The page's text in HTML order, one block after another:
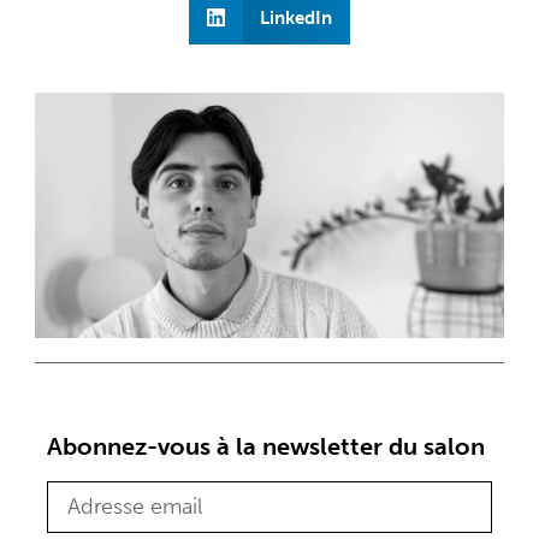
LinkedIn
Abonnez-vous à la newsletter du salon